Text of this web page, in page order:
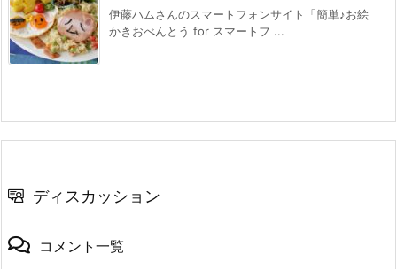
伊藤ハムさんのスマートフォンサイト「簡単♪お絵
かきおべんとう for スマートフ ...
ディスカッション
コメント一覧